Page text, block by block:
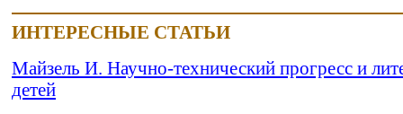
ИНТЕРЕСНЫЕ СТАТЬИ
Майзель И. Научно-технический прогресс и
детей